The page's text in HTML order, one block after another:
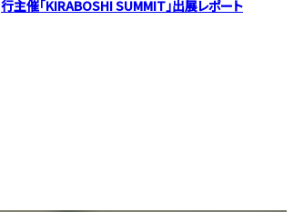
行主催「KIRABOSHI SUMMIT」出展レポート